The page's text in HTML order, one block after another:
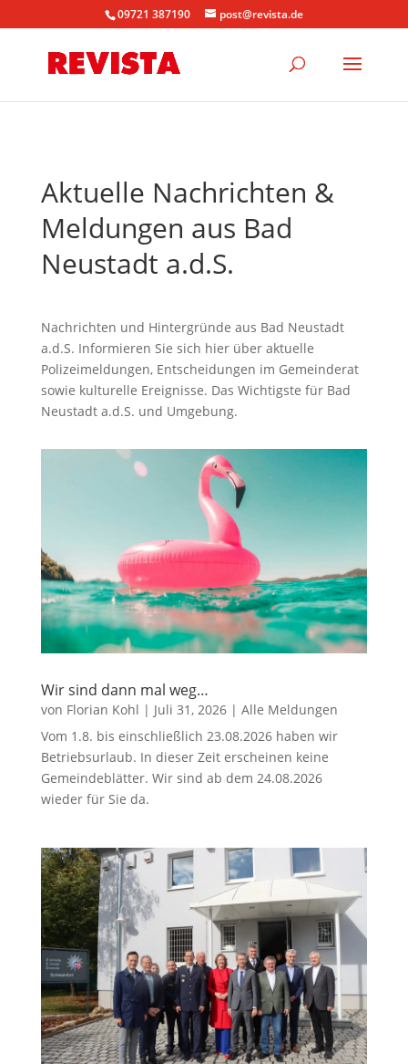
09721 387190 post@revista.de
Aktuelle Nachrichten &
Meldungen aus Bad
Neustadt a.d.S.
Nachrichten und Hintergründe aus Bad Neustadt
a.d.S. Informieren Sie sich hier über aktuelle
Polizeimeldungen, Entscheidungen im Gemeinderat
sowie kulturelle Ereignisse. Das Wichtigste für Bad
Neustadt a.d.S. und Umgebung.
Wir sind dann mal weg…
von Florian Kohl | Juli 31, 2026| Alle Meldungen
Vom 1.8. bis einschließlich 23.08.2026 haben wir
Betriebsurlaub. In dieser Zeit erscheinen keine
Gemeindeblätter. Wir sind ab dem 24.08.2026
wieder für Sie da.